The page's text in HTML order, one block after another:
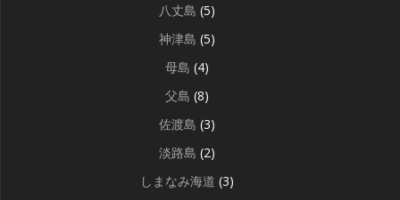
八丈島 (5)
神津島 (5)
母島 (4)
父島 (8)
佐渡島 (3)
淡路島 (2)
しまなみ海道 (3)